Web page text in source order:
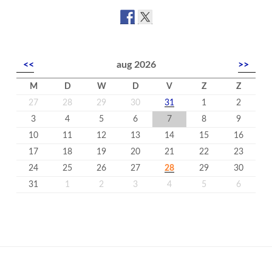
<< aug 2026 >>
M D W D V Z
Z
27
28 29 30 31 1
2
3
4 5 6 7 8
9
10
11 12 13 14 15
16
17
18 19 20 21 22
23
24
25 26 27 28 29
30
31
1 2 3 4 5 6